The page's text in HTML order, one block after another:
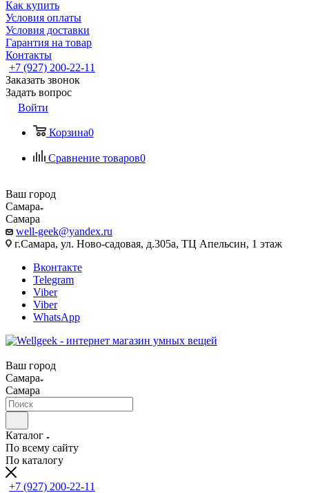
Как купить
Условия оплаты
Условия доставки
Гарантия на товар
Контакты
+7 (927) 200-22-11
Заказать звонок
Задать вопрос
Войти
Корзина0
Сравнение товаров0
Ваш город
Самара
Самара
well-geek@yandex.ru
г.Самара, ул. Ново-садовая, д.305а, ТЦ Апельсин, 1 этаж
Вконтакте
Telegram
Viber
Viber
WhatsApp
Ваш город
Самара
Самара
Каталог
По всему сайту
По каталогу
+7 (927) 200-22-11